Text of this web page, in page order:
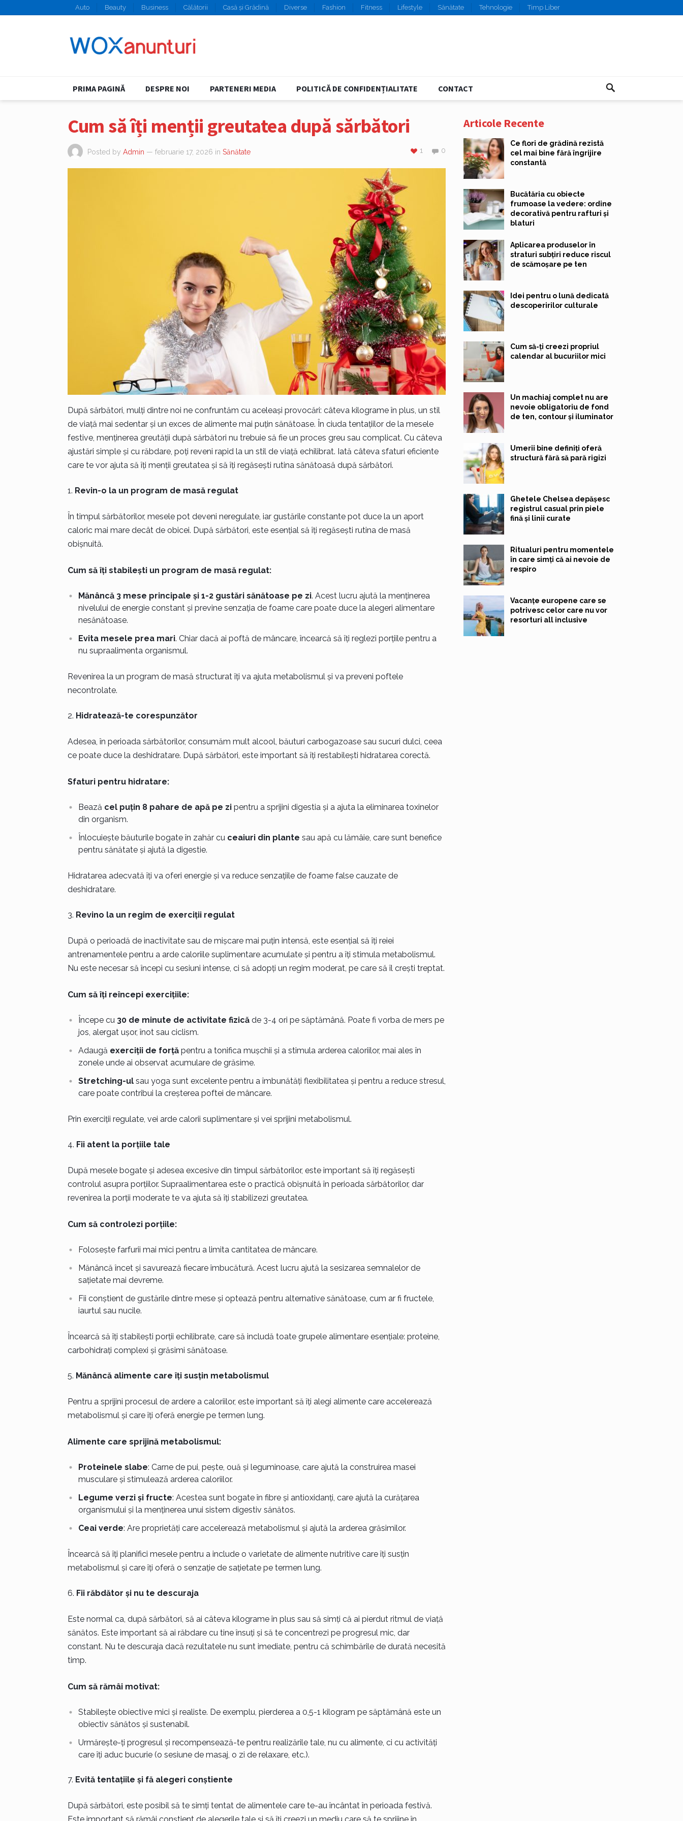
Auto Beauty Business Călătorii Casă și Grădină Diverse Fashion Fitness Lifestyle Sănătate Tehnologie Timp Liber
PRIMA PAGINĂ DESPRE NOI PARTENERI MEDIA POLITICĂ DE CONFIDENȚIALITATE CONTACT
Cum să îți menții greutatea după sărbători
Posted by Admin — februarie 17, 2026 in Sănătate 0
1
După sărbători, mulți dintre noi ne confruntăm cu aceleași provocări: câteva kilograme în plus, un stil
de viață mai sedentar și un exces de alimente mai puțin sănătoase. În ciuda tentațiilor de la mesele
festive, menținerea greutății după sărbători nu trebuie să fie un proces greu sau complicat. Cu câteva
ajustări simple și cu răbdare, poți reveni rapid la un stil de viață echilibrat. Iată câteva sfaturi eficiente
care te vor ajuta să îți menții greutatea și să îți regăsești rutina sănătoasă după sărbători.
Revin-o la un program de masă regulat
În timpul sărbătorilor, mesele pot deveni neregulate, iar gustările constante pot duce la un aport
caloric mai mare decât de obicei. După sărbători, este esențial să îți regăsești rutina de masă
obișnuită.
Cum să îți stabilești un program de masă regulat:
Mănâncă 3 mese principale și 1-2 gustări sănătoase pe zi. Acest lucru ajută la menținerea
nivelului de energie constant și previne senzația de foame care poate duce la alegeri alimentare
nesănătoase.
Evita mesele prea mari. Chiar dacă ai poftă de mâncare, încearcă să îți reglezi porțiile pentru a
nu supraalimenta organismul.
Revenirea la un program de masă structurat îți va ajuta metabolismul și va preveni poftele
necontrolate.
Hidratează-te corespunzător
Adesea, în perioada sărbătorilor, consumăm mult alcool, băuturi carbogazoase sau sucuri dulci, ceea
ce poate duce la deshidratare. După sărbători, este important să îți restabilești hidratarea corectă.
Sfaturi pentru hidratare:
Bează cel puțin 8 pahare de apă pe zipentru a sprijini digestia și a ajuta la eliminarea toxinelor
din organism.
Înlocuiește băuturile bogate în zahăr cu ceaiuri din plante sau apă cu lămâie, care sunt benefice
pentru sănătate și ajută la digestie.
Hidratarea adecvată îți va oferi energie și va reduce senzațiile de foame false cauzate de
deshidratare.
Revino la un regim de exerciții regulat
După o perioadă de inactivitate sau de mișcare mai puțin intensă, este esențial să îți reiei
antrenamentele pentru a arde caloriile suplimentare acumulate și pentru a îți stimula metabolismul.
Nu este necesar să începi cu sesiuni intense, ci să adopți un regim moderat, pe care să îl crești treptat.
Cum să îți reîncepi exercițiile:
Începe cu 30 de minute de activitate fizicăde 3-4 ori pe săptămână. Poate fi vorba de mers pe
jos, alergat ușor, înot sau ciclism.
Adaugă exerciții de forțăpentru a tonifica mușchii și a stimula arderea caloriilor, mai ales în
zonele unde ai observat acumulare de grăsime.
Stretching-ulsau yoga sunt excelente pentru a îmbunătăți flexibilitatea și pentru a reduce stresul,
care poate contribui la creșterea poftei de mâncare.
Prin exerciții regulate, vei arde calorii suplimentare și vei sprijini metabolismul.
Fii atent la porțiile tale
După mesele bogate și adesea excesive din timpul sărbătorilor, este important să îți regăsești
controlul asupra porțiilor. Supraalimentarea este o practică obișnuită în perioada sărbătorilor, dar
revenirea la porții moderate te va ajuta să îți stabilizezi greutatea.
Cum să controlezi porțiile:
Folosește farfurii mai mici pentru a limita cantitatea de mâncare.
Mănâncă încet și savurează fiecare îmbucătură. Acest lucru ajută la sesizarea semnalelor de
sațietate mai devreme.
Fii conștient de gustările dintre mese și optează pentru alternative sănătoase, cum ar fi fructele,
iaurtul sau nucile.
Încearcă să îți stabilești porții echilibrate, care să includă toate grupele alimentare esențiale: proteine,
carbohidrați complexi și grăsimi sănătoase.
Mănâncă alimente care îți susțin metabolismul
Pentru a sprijini procesul de ardere a caloriilor, este important să îți alegi alimente care accelerează
metabolismul și care îți oferă energie pe termen lung.
Alimente care sprijină metabolismul:
Proteinele slabe: Carne de pui, pește, ouă și leguminoase, care ajută la construirea masei
musculare și stimulează arderea caloriilor.
Legume verzi și fructe: Acestea sunt bogate în fibre și antioxidanți, care ajută la curățarea
organismului și la menținerea unui sistem digestiv sănătos.
Ceai verde: Are proprietăți care accelerează metabolismul și ajută la arderea grăsimilor.
Încearcă să îți planifici mesele pentru a include o varietate de alimente nutritive care îți susțin
metabolismul și care îți oferă o senzație de sațietate pe termen lung.
Fii răbdător și nu te descuraja
Este normal ca, după sărbători, să ai câteva kilograme în plus sau să simți că ai pierdut ritmul de viață
sănătos. Este important să ai răbdare cu tine însuți și să te concentrezi pe progresul mic, dar
constant. Nu te descuraja dacă rezultatele nu sunt imediate, pentru că schimbările de durată necesită
timp.
Cum să rămâi motivat:
Stabilește obiective mici și realiste. De exemplu, pierderea a 0,5-1 kilogram pe săptămână este un
obiectiv sănătos și sustenabil.
Urmărește-ți progresul și recompensează-te pentru realizările tale, nu cu alimente, ci cu activități
care îți aduc bucurie (o sesiune de masaj, o zi de relaxare, etc.).
Evită tentațiile și fă alegeri conștiente
După sărbători, este posibil să te simți tentat de alimentele care te-au încântat în perioada festivă.
Articole Recente
Ce flori de grădină rezistă
cel mai bine fără îngrijire
constantă
Bucătăria cu obiecte
frumoase la vedere: ordine
decorativă pentru rafturi și
blaturi
Aplicarea produselor în
straturi subțiri reduce riscul
de scămoșare pe ten
Idei pentru o lună dedicată
descoperirilor culturale
Cum să-ți creezi propriul
calendar al bucuriilor mici
Un machiaj complet nu are
nevoie obligatoriu de fond
de ten, contour și iluminator
Umerii bine definiți oferă
structură fără să pară rigizi
Ghetele Chelsea depășesc
registrul casual prin piele
fină și linii curate
Ritualuri pentru momentele
în care simți că ai nevoie de
respiro
Vacanțe europene care se
potrivesc celor care nu vor
resorturi all inclusive